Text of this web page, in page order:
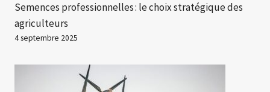
Semences professionnelles : le choix stratégique des
agriculteurs
4 septembre 2025